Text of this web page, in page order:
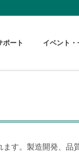
ポート イベント
す。製造開発、品